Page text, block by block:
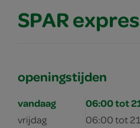
SPAR
openingstijden
vandaag 06:00 tot
vrijdag
06:00 tot